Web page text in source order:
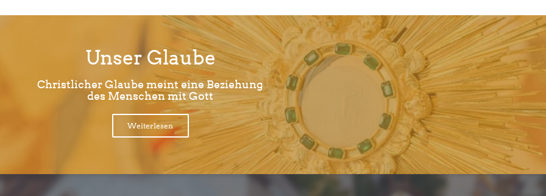
Unser Glaube
Christlicher Glaube meint eine Beziehung
des Menschen mit Gott
Weiterlesen